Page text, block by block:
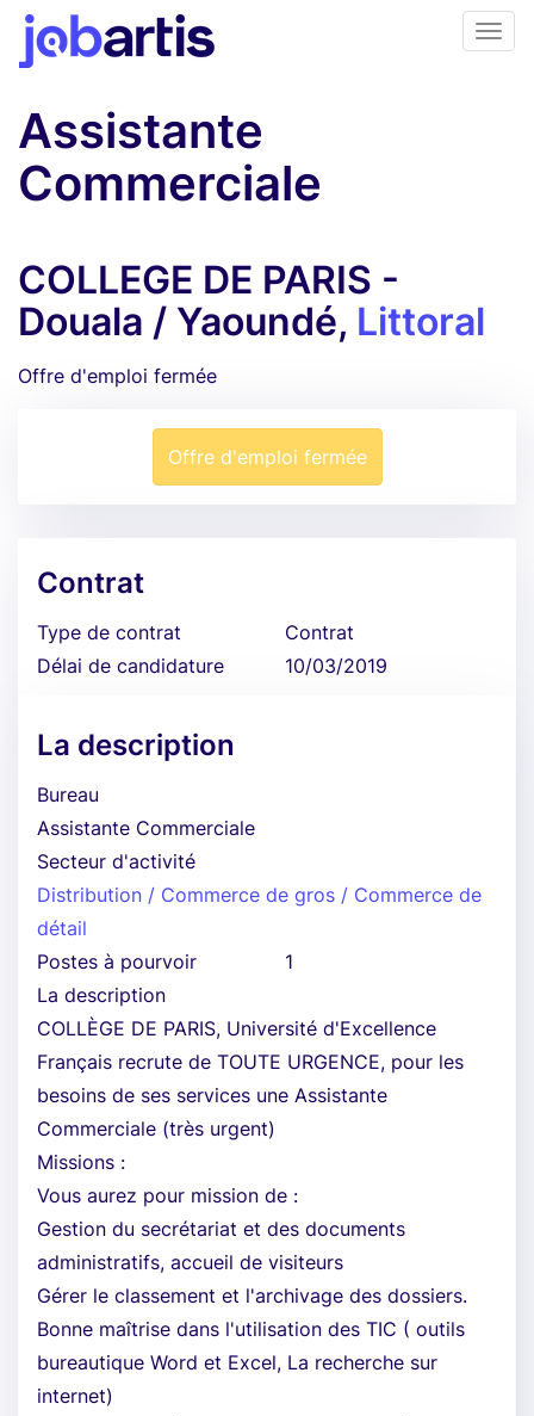
Assistante
Commerciale
COLLEGE DE PARIS -
Douala / Yaoundé, Littoral
Offre d'emploi fermée
Offre d'emploi fermée
Contrat
Type de contrat
Contrat
Délai de candidature
10/03/2019
La description
Bureau
Assistante Commerciale
Secteur d'activité
Distribution / Commerce de gros / Commerce de
détail
Postes à pourvoir
1
La description
COLLÈGE DE PARIS, Université d'Excellence
Français recrute de TOUTE URGENCE, pour les
besoins de ses services une Assistante
Commerciale (très urgent)
Missions :
Vous aurez pour mission de :
Gestion du secrétariat et des documents
administratifs, accueil de visiteurs
Gérer le classement et l'archivage des dossiers.
Bonne maîtrise dans l'utilisation des TIC ( outils
bureautique Word et Excel, La recherche sur
internet)